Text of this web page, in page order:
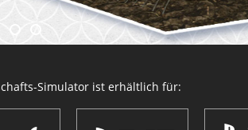
Simulator ist erhältlich für: